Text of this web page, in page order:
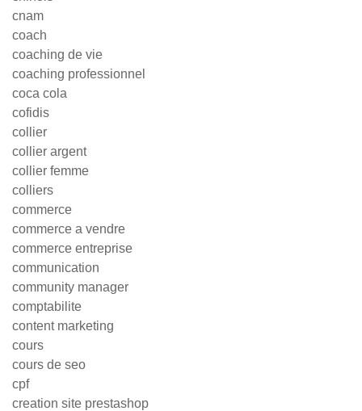
cnam
coach
coaching de vie
coaching professionnel
coca cola
cofidis
collier
collier argent
collier femme
colliers
commerce
commerce a vendre
commerce entreprise
communication
community manager
comptabilite
content marketing
cours
cours de seo
cpf
creation site prestashop